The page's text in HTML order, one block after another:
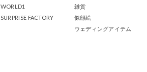
WORLD1
SURPRISE FACTORY
雑貨
似顔絵
ウェディングアイテム